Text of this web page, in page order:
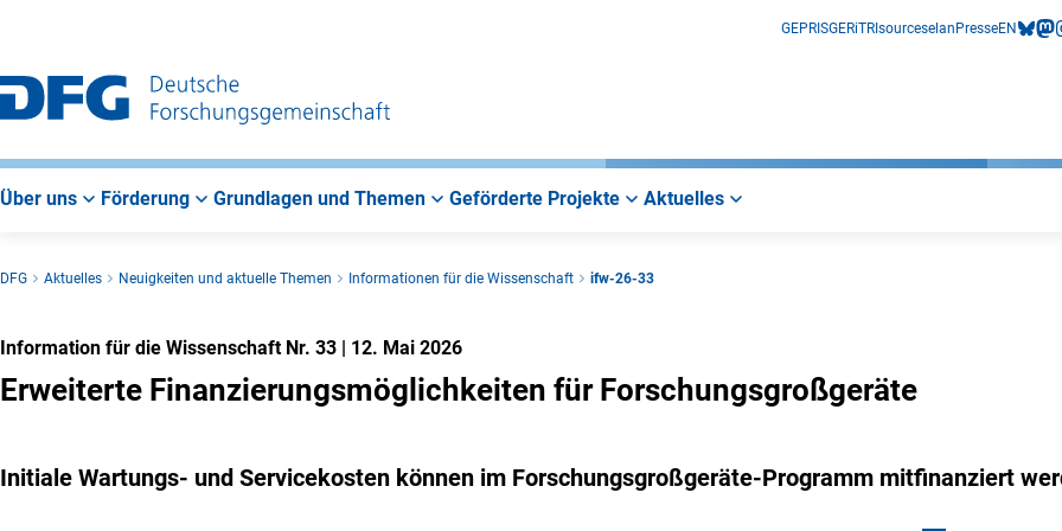
GEPRISGERiTRIsourceselan PresseEN
Über uns Förderung Grundlagen und Themen Geförderte Projekte Aktuelles
DFG Aktuelles Neuigkeiten und aktuelle Themen Informationen für die Wissenschaft ifw-26-33
Information für die Wissenschaft Nr. 33 | 12. Mai 2026
Erweiterte Finanzierungsmöglichkeiten für Forschungsgroßgeräte
Initiale Wartungs- und Servicekosten können im Forschungsgroßgeräte-Programm mitfinanziert